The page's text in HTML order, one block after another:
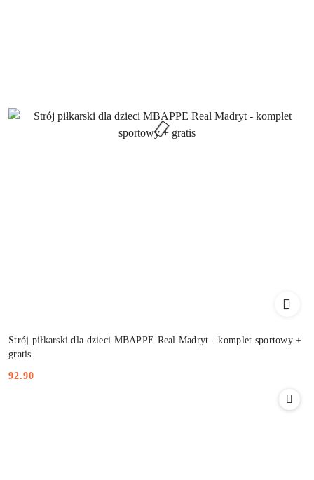
Strój piłkarski dla dzieci MBAPPE Real Madryt - komplet sportowy +
gratis
Cena:
92.90